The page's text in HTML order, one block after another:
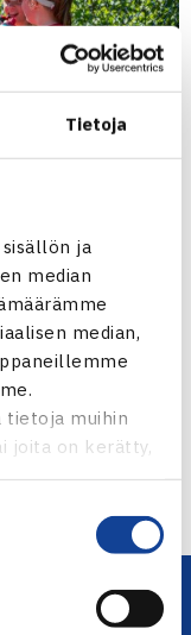
Tietoja
ja
median
median,
tietoja muihin
joita on kerätty,